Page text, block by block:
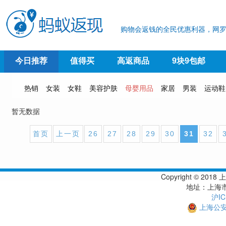
购物会返钱的全民优惠利器，网
今日推荐 值得买 高返商品 9块9包邮
热销 女装 女鞋 美容护肤 母婴用品 家居 男装 运动鞋
暂无数据
首页 上一页 26 27 28 29 30 31 32
Copyright © 2018
地址：上海
沪
上海公